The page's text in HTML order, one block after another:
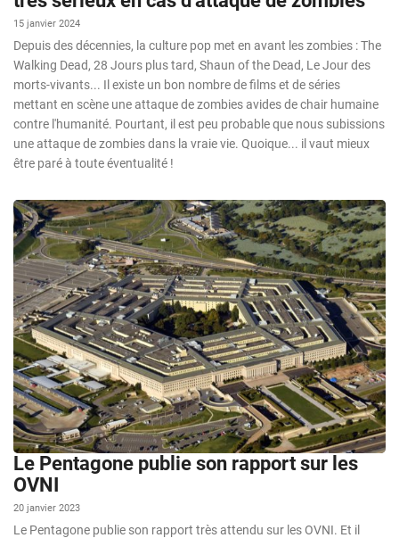
15 janvier 2024
Depuis des décennies, la culture pop met en avant les zombies : The
Walking Dead, 28 Jours plus tard, Shaun of the Dead, Le Jour des
morts-vivants... Il existe un bon nombre de films et de séries
mettant en scène une attaque de zombies avides de chair humaine
contre l'humanité. Pourtant, il est peu probable que nous subissions
une attaque de zombies dans la vraie vie. Quoique... il vaut mieux
être paré à toute éventualité !
Le Pentagone publie son rapport sur les
OVNI
20 janvier 2023
Le Pentagone publie son rapport très attendu sur les OVNI. Et il